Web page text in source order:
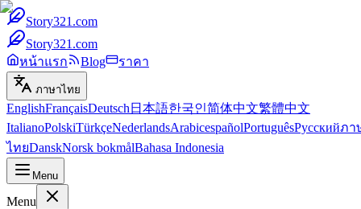
Story321.com
Story321.com
หน้าแรก
Blog ราคา
ภาษาไทย
EnglishFrançaisDeutsch 日本語한국인简体中文繁體中文
ItalianoPolskiTürkçeNederlandsArabicespañolPortuguêsРусскийภา
ไทยDanskNorsk bokmålBahasa Indonesia
Menu
Menu